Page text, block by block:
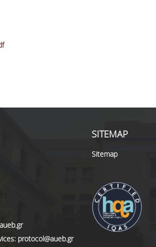
protocol@aueb.gr
SITEMAP
Sitemap